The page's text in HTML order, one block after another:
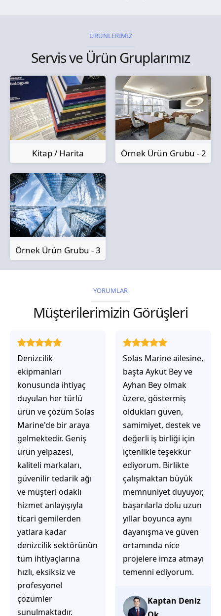
ÜRÜNLERİMİZ
Servis ve Ürün Gruplarımız
Kitap / Harita Örnek Ürün Grubu - 2
Örnek Ürün Grubu - 3
YORUMLAR
Müşterilerimizin Görüşleri
Solas Marine ailesine,
başta Aykut Bey ve
Ayhan Bey olmak
üzere, göstermiş
oldukları güven,
samimiyet, destek ve
değerli iş birliği için
içtenlikle teşekkür
ediyorum. Birlikte
çalışmaktan büyük
memnuniyet duyuyor,
başarılarla dolu uzun
yıllar boyunca aynı
dayanışma ve güven
ortamında nice
projelere imza atmayı
temenni ediyorum.
Kaptan Deniz
Solas Marine ile
çalıştığınızda,
işlerinin gerçekten
çözüm üretmeye
odaklı olduğunu
hemen fark
ediyorsunuz.
İhtiyaçlarınıza hızlı ve
doğru çözümler
sunmaya çalışıyorlar.
Müşteri
memnuniyetini ön
planda tutan
yaklaşımları, ilgili
iletişimleri ve
güvenilir hizmet
anlayışları sayesinde
başarılı bir ekip
olduklarını